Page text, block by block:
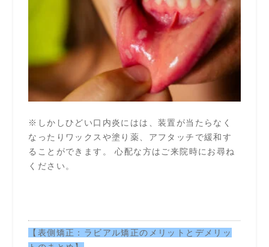
※しかしひどい口内炎にはは、装置が当たらなく
なったりワックスや塗り薬、アフタッチで緩和す
ることができます。 心配な方はご来院時にお尋ね
ください。
【表側矯正：ラビアル矯正のメリットとデメリッ